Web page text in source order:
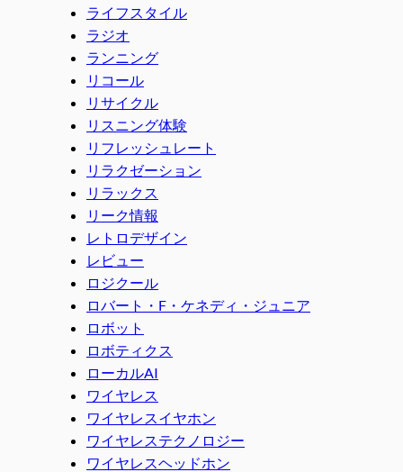
ライフスタイル
ラジオ
ランニング
リコール
リサイクル
リスニング体験
リフレッシュレート
リラクゼーション
リラックス
リーク情報
レトロデザイン
レビュー
ロジクール
ロバート・F・ケネディ・ジュニア
ロボット
ロボティクス
ローカルAI
ワイヤレス
ワイヤレスイヤホン
ワイヤレステクノロジー
ワイヤレスヘッドホン